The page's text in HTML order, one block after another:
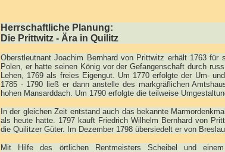
Herrschaftliche Planung:
Die Prittwitz - Ära in Quilitz
Oberstleutnant Joachim Bernhard von Prittwitz erhält 1763
Polen, er hatte seinen König vor der Gefangenschaft durch
Lehen, 1769 als freies Eigengut. Um 1770 erfolgte der Um-
1785 - 1790 ließ er dann anstelle des markgräflichen
hohen Mansarddach. Um 1790 erfolgte die teilweise
In der gleichen Zeit entstand auch das bekannte
als heute hatte. 1797 kauft Friedrich Wilhelm Bernhard von
die Quilitzer Güter. Im Dezember 1798 übersiedelt er von
Mit Hilfe des örtlichen Rentmeisters Scheibel und einem